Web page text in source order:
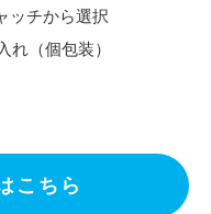
ッチから選択
（個包装）
こちら